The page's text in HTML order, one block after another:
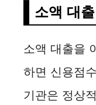
소액 대
소액 대출을
하면 신용점
기관은 정상